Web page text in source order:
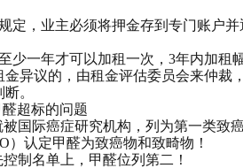
定，业主必须将押金存到专门账户
少一年才可以加租一次，3年内加租
异议的，由租金评估委员会来仲裁
。
超标的问题
被国际癌症研究机构，列为第一类致
）认定甲醛为致癌物和致畸物！
制名单上，甲醛位列第二！